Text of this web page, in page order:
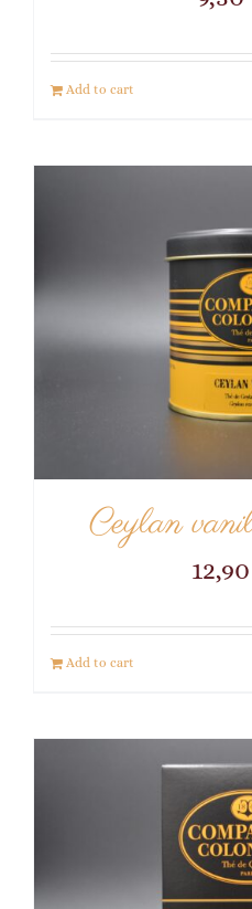
Add to cart
Ceylan
12,90
Add to cart